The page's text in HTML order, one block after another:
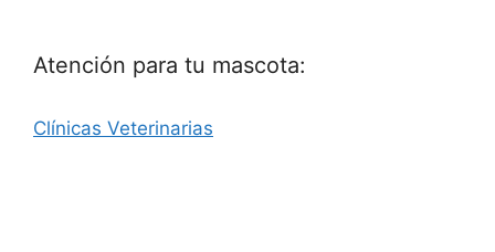
Atención para tu mascota:
Clínicas Veterinarias